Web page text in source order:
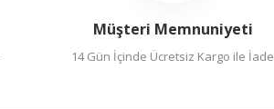
Müşteri Memnuniyeti
14 Gün İçinde Ücretsiz Kargo ile İade